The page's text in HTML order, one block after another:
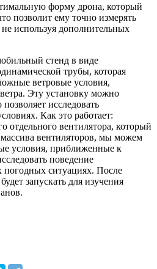
форму дрона, который
позволит ему точно измерять
используя дополнительных
стенд в виде
трубы, которая
ветровые условия,
Эту установку можно
исследовать
Как это работает:
отдельного вентилятора, который
вентиляторов, мы можем
условия, приближенные к
поведение
погодных ситуациях. После
запускать для изучения